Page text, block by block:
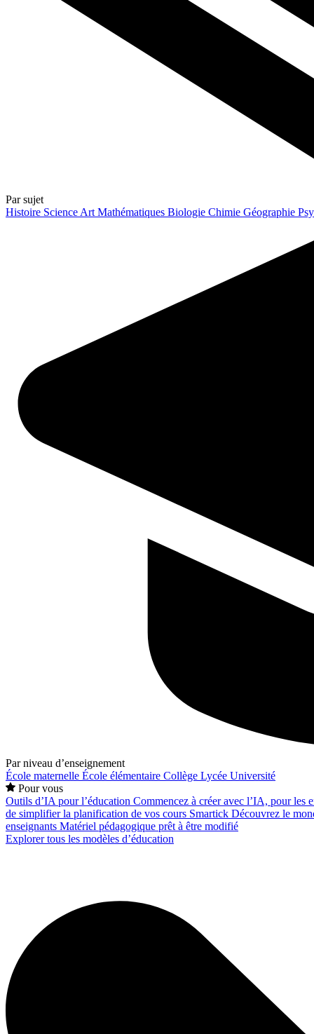
Par sujet
Histoire Science Art Mathématiques Biologie Chimie Géographie
Par niveau d’enseignement
École maternelle École élémentaire Collège Lycée Université
Pour vous
Outils d’IA pour l’éducation Commencez à créer avec l’IA, pour les
de simplifier la planification de vos cours Smartick Découvrez le
enseignants Matériel pédagogique prêt à être modifié
Explorer tous les modèles d’éducation